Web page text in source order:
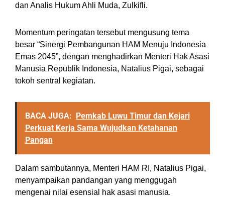
dan Analis Hukum Ahli Muda, Zulkifli.
Momentum peringatan tersebut mengusung tema
besar “Sinergi Pembangunan HAM Menuju Indonesia
Emas 2045”, dengan menghadirkan Menteri Hak Asasi
Manusia Republik Indonesia, Natalius Pigai, sebagai
tokoh sentral kegiatan.
BACA JUGA: Pemkab Luwu Timur dan Kejari
Perkuat Kerja Sama Wujudkan Ketahanan
Pangan
Dalam sambutannya, Menteri HAM RI, Natalius Pigai,
menyampaikan pandangan yang menggugah
mengenai nilai esensial hak asasi manusia.